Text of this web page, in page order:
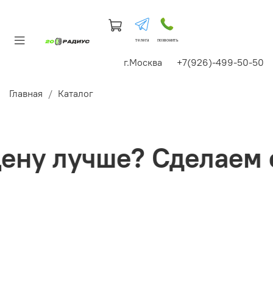
телега позвонить
г.Москва +7(926)-499-50-50
Главная Каталог
лучше? Сделаем